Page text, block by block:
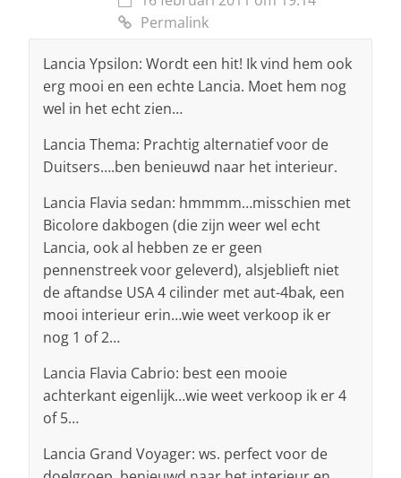
Permalink
Lancia Ypsilon: Wordt een hit! Ik vind hem ook
erg mooi en een echte Lancia. Moet hem nog
wel in het echt zien…
Lancia Thema: Prachtig alternatief voor de
Duitsers….ben benieuwd naar het interieur.
Lancia Flavia sedan: hmmmm…misschien met
Bicolore dakbogen (die zijn weer wel echt
Lancia, ook al hebben ze er geen
pennenstreek voor geleverd), alsjeblieft niet
de aftandse USA 4 cilinder met aut-4bak, een
mooi interieur erin…wie weet verkoop ik er
nog 1 of 2…
Lancia Flavia Cabrio: best een mooie
achterkant eigenlijk…wie weet verkoop ik er 4
of 5…
Lancia Grand Voyager: ws. perfect voor de